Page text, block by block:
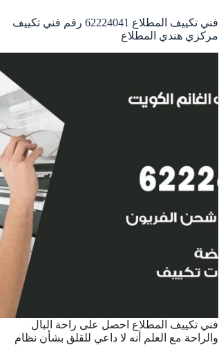
فني تكييف المطلاع 62224041 رقم فني تكييف
مركزي هندي المطلاع
فني تكييف المطلاع احصل على راحة البال
والراحة مع العلم أنه لا داعي للقلق بشأن نظام